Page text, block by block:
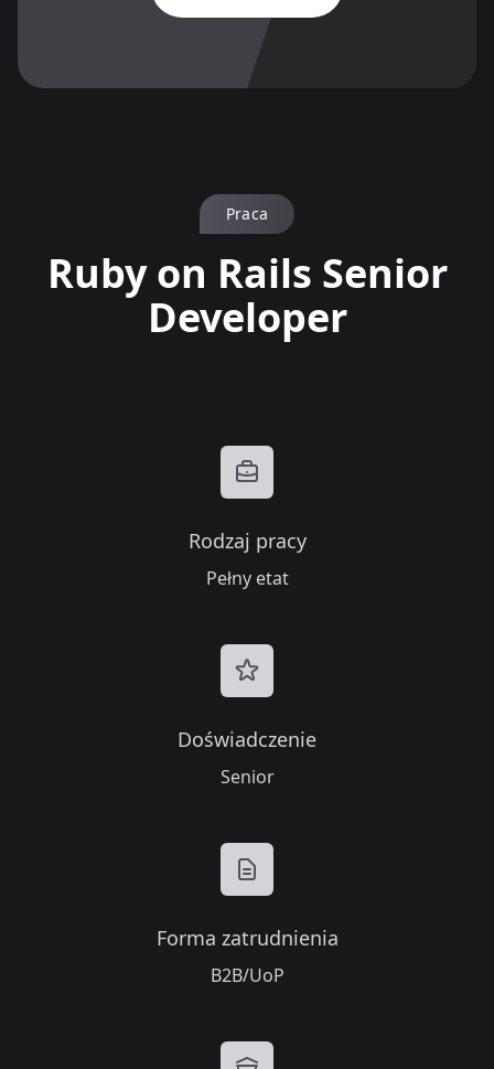
Praca
Ruby on Rails Senior
Developer
Rodzaj pracy
Pełny etat
Doświadczenie
Senior
Forma zatrudnienia
B2B/UoP